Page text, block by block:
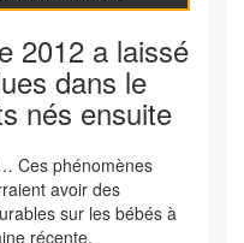
2012 a laissé
dans le
nés ensuite
Ces phénomènes
avoir des
sur les bébés à
récente.